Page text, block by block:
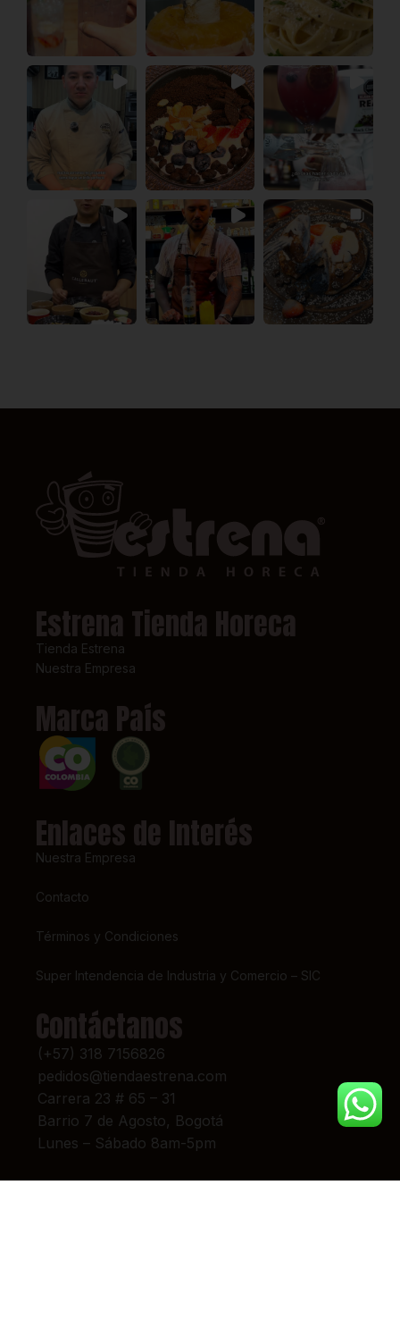
Estrena Tienda Horeca
Tienda Estrena
Nuestra Empresa
Marca País
Enlaces de Interés
Nuestra Empresa
Contacto
Términos y Condiciones
Super Intendencia de Industria y Comercio – SIC
Contáctanos
(+57) 318 7156826
pedidos@tiendaestrena.com
Carrera 23 # 65 – 31
Barrio 7 de Agosto, Bogotá
Lunes – Sábado 8am-5pm